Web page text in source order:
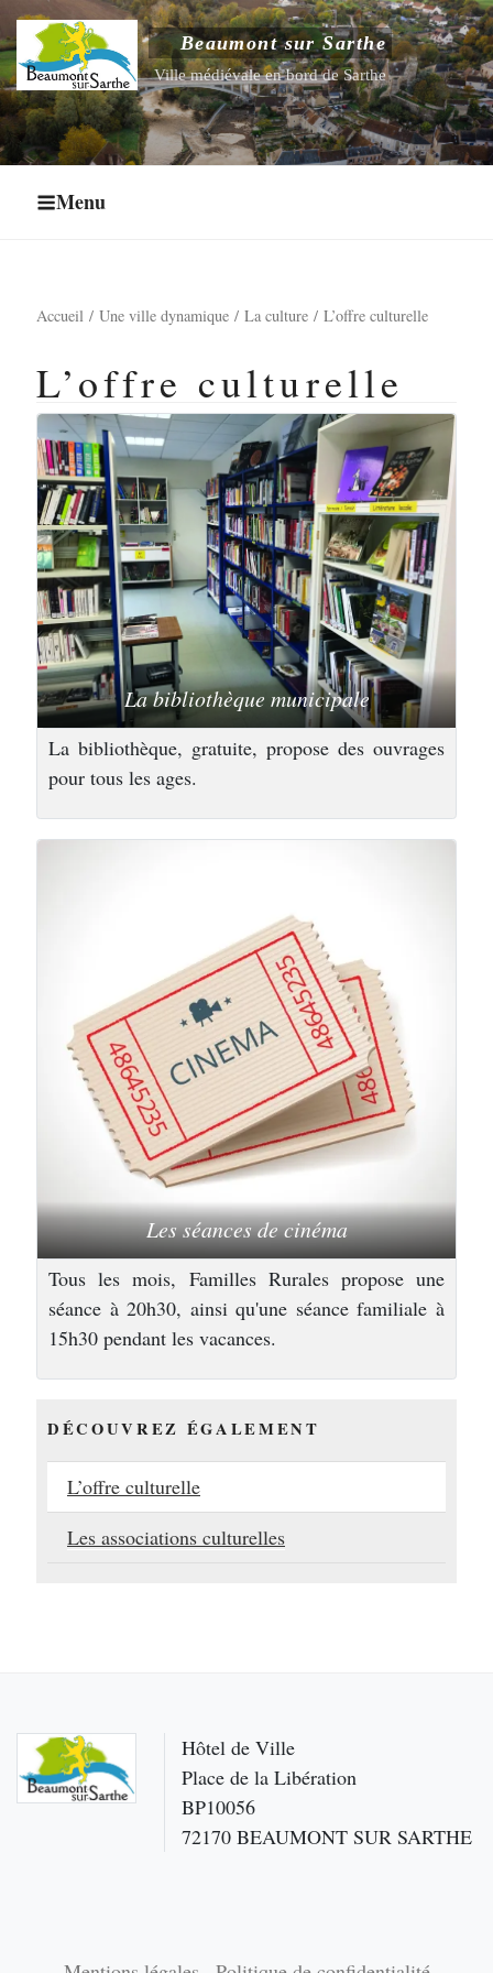
Aller
au
contenu
principal
Beaumont sur Sarthe
Ville médiévale en bord de Sarthe
Menu
Ouvrir le sous-menu
Ouvrir le sous-menu
Ouvrir le sous-menu
Accueil Une ville dynamique La culture L’offre culturelle
L’offre culturelle
La bibliothèque municipale
La bibliothèque, gratuite, propose des ouvrages
pour tous les ages.
Les séances de cinéma
Tous les mois, Familles Rurales propose une
séance à 20h30, ainsi qu'une séance familiale à
15h30 pendant les vacances.
DÉCOUVREZ ÉGALEMENT
L’offre culturelle
Les associations culturelles
Hôtel de Ville
Place de la Libération
BP10056
72170 BEAUMONT SUR SARTHE